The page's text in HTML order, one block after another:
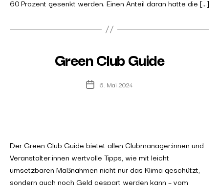
60 Prozent gesenkt werden. Einen Anteil daran hatte die […]
Green Club Guide
Post6. Mai 2024
Der Green Club Guide bietet allen Clubmanager:innen und
Veranstalter:innen wertvolle Tipps, wie mit leicht
umsetzbaren Maßnahmen nicht nur das Klima geschützt,
sondern auch noch Geld gespart werden kann – vom